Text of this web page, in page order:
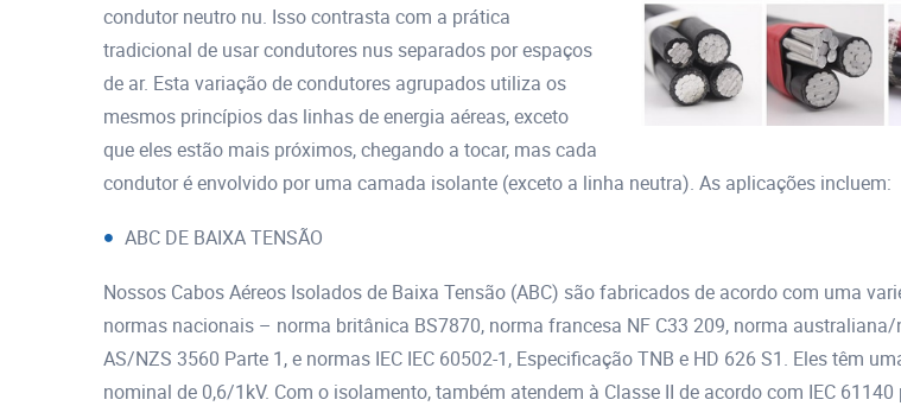
condutor neutro nu. Isso contrasta com a prática
tradicional de usar condutores nus separados por espaços
de ar. Esta variação de condutores agrupados utiliza os
mesmos princípios das linhas de energia aéreas, exceto
que eles estão mais próximos, chegando a tocar, mas cada
condutor é envolvido por uma camada isolante (exceto a linha neutra). As aplicações incluem:
ABC DE BAIXA TENSÃO
Nossos Cabos Aéreos Isolados de Baixa Tensão (ABC) são fabricados de acordo com uma
normas nacionais – norma britânica BS7870, norma francesa NF C33 209, norma australiana/
AS/NZS 3560 Parte 1, e normas IEC IEC 60502-1, Especificação TNB e HD 626 S1. Eles têm
nominal de 0,6/1kV. Com o isolamento, também atendem à Classe II de acordo com IEC